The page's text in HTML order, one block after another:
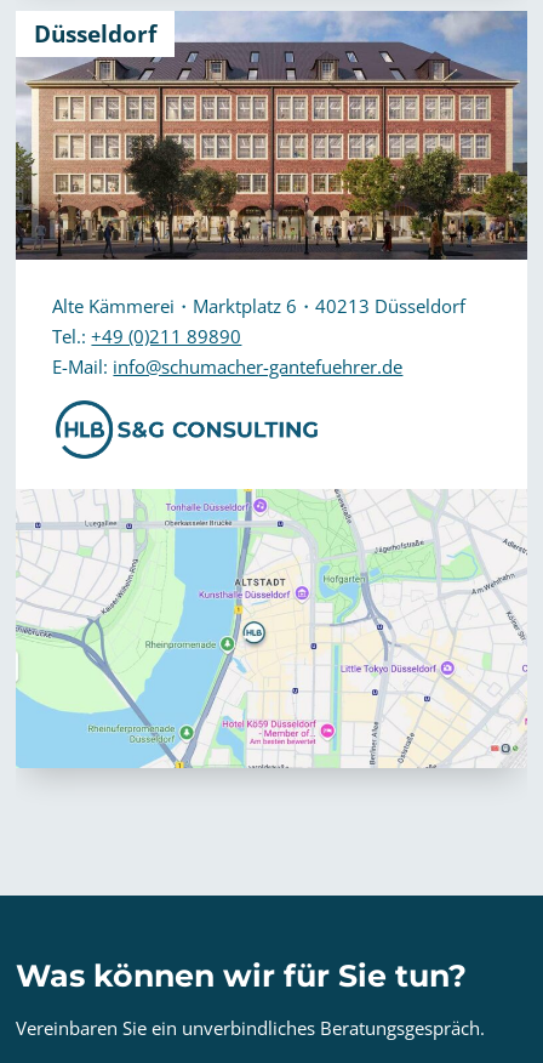
Düsseldorf
Alte Kämmerei・Marktplatz 6・40213 Düsseldorf
Tel.:+49 (0)211 89890
E-Mail: info@schumacher-gantefuehrer.de
Was können wir für Sie tun?
Vereinbaren Sie ein unverbindliches Beratungsgespräch.